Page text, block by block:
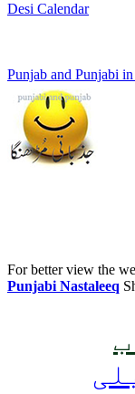
Desi Calendar
Punjab and Punjabi
For better view the
Punjabi Nastaleeq